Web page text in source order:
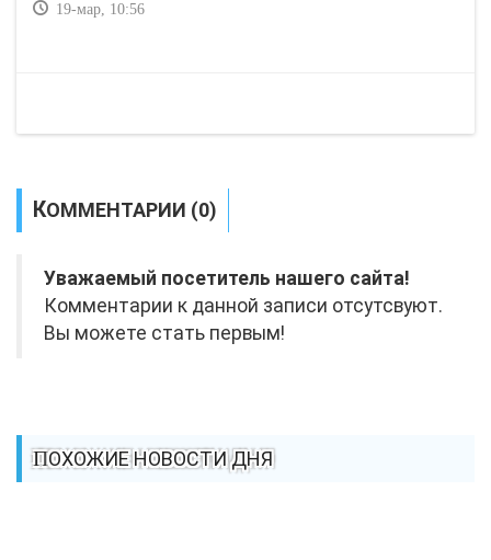
19-мар, 10:56
КОММЕНТАРИИ (0)
Уважаемый посетитель нашего сайта!
Комментарии к данной записи отсутсвуют.
Вы можете стать первым!
ПОХОЖИЕ НОВОСТИ ДНЯ